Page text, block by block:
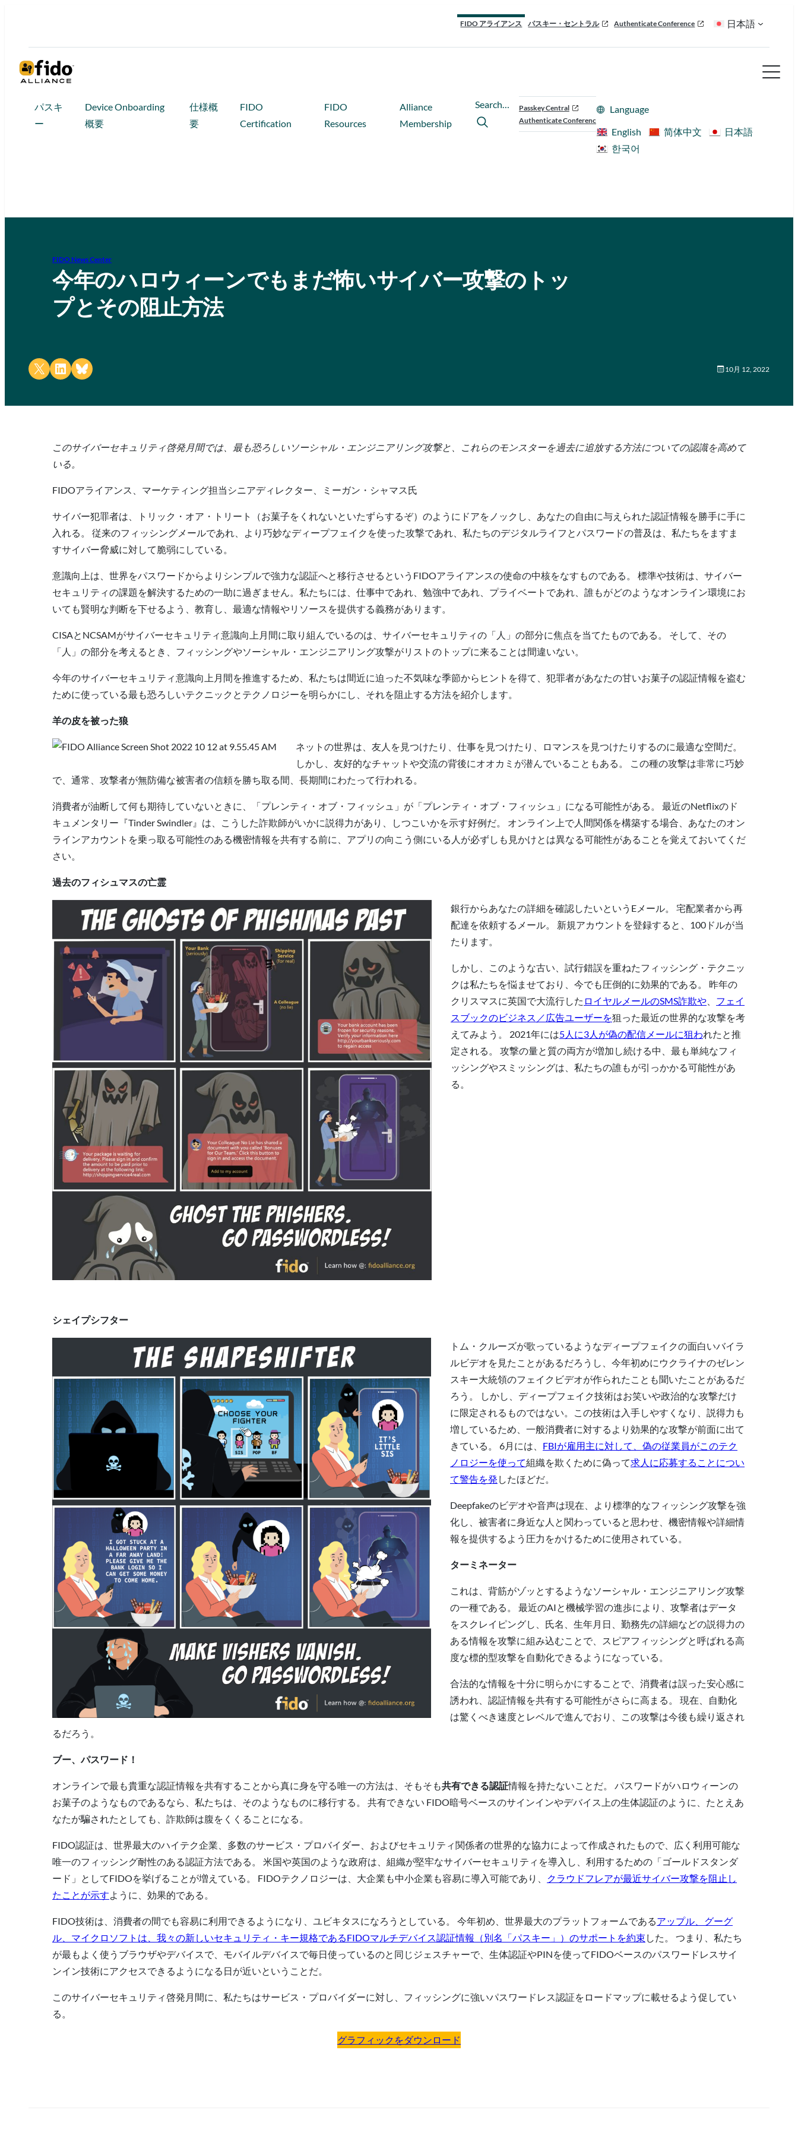
FIDO アライアンス パスキー・セントラル Authenticate Conference 日本語
パスキ
ー
Device Onboarding
概要
仕様概
要
FIDO
Certification
FIDO
Resources
Alliance
Membership
Search…
Passkey Central
Authenticate Conference
Language
English
简体中文
日本語
한국어
FIDO News Center
今年のハロウィーンでもまだ怖いサイバー攻撃のトッ
プとその阻止方法
Share on X Share on LinkedIn
Share on Bluesky 10月 12, 2022
このサイバーセキュリティ啓発月間では、最も恐ろしいソーシャル・エンジニアリング攻撃と、これらのモンスターを過去に追放する方法についての認識を高めて
いる。
FIDOアライアンス、マーケティング担当シニアディレクター、ミーガン・シャマス氏
サイバー犯罪者は、トリック・オア・トリート（お菓子をくれないといたずらするぞ）のようにドアをノックし、あなたの自由に与えられた認証情報を勝手に手に
入れる。 従来のフィッシングメールであれ、より巧妙なディープフェイクを使った攻撃であれ、私たちのデジタルライフとパスワードの普及は、私たちをますま
すサイバー脅威に対して脆弱にしている。
意識向上は、世界をパスワードからよりシンプルで強力な認証へと移行させるというFIDOアライアンスの使命の中核をなすものである。 標準や技術は、サイバー
セキュリティの課題を解決するための一助に過ぎません。私たちには、仕事中であれ、勉強中であれ、プライベートであれ、誰もがどのようなオンライン環境にお
いても賢明な判断を下せるよう、教育し、最適な情報やリソースを提供する義務があります。
CISAとNCSAMがサイバーセキュリティ意識向上月間に取り組んでいるのは、サイバーセキュリティの「人」の部分に焦点を当てたものである。 そして、その
「人」の部分を考えるとき、フィッシングやソーシャル・エンジニアリング攻撃がリストのトップに来ることは間違いない。
今年のサイバーセキュリティ意識向上月間を推進するため、私たちは間近に迫った不気味な季節からヒントを得て、犯罪者があなたの甘いお菓子の認証情報を盗む
ために使っている最も恐ろしいテクニックとテクノロジーを明らかにし、それを阻止する方法を紹介します。
羊の皮を被った狼
ネットの世界は、友人を見つけたり、仕事を見つけたり、ロマンスを見つけたりするのに最適な空間だ。
しかし、友好的なチャットや交流の背後にオオカミが潜んでいることもある。 この種の攻撃は非常に巧妙
で、通常、攻撃者が無防備な被害者の信頼を勝ち取る間、長期間にわたって行われる。
消費者が油断して何も期待していないときに、「プレンティ・オブ・フィッシュ」が「プレンティ・オブ・フィッシュ」になる可能性がある。 最近のNetflixのド
キュメンタリー『Tinder Swindler』は、こうした詐欺師がいかに説得力があり、しつこいかを示す好例だ。 オンライン上で人間関係を構築する場合、あなたのオン
ラインアカウントを乗っ取る可能性のある機密情報を共有する前に、アプリの向こう側にいる人が必ずしも見かけとは異なる可能性があることを覚えておいてくだ
さい。
過去のフィシュマスの亡霊
銀行からあなたの詳細を確認したいというEメール。 宅配業者から再
配達を依頼するメール。 新規アカウントを登録すると、100ドルが当
たります。
しかし、このような古い、試行錯誤を重ねたフィッシング・テクニッ
クは私たちを悩ませており、今でも圧倒的に効果的である。 昨年の
クリスマスに英国で大流行した ロイヤルメールのSMS詐欺や
フェイ
スブックのビジネス／広告ユーザーを狙った最近の世界的な攻撃を考
えてみよう。 2021年には5人に3人が偽の配信メールに狙われたと推
定される。 攻撃の量と質の両方が増加し続ける中、最も単純なフィ
ッシングやスミッシングは、私たちの誰もが引っかかる可能性があ
る。
シェイプシフター
トム・クルーズが歌っているようなディープフェイクの面白いバイラ
ルビデオを見たことがあるだろうし、今年初めにウクライナのゼレン
スキー大統領のフェイクビデオが作られたことも聞いたことがあるだ
ろう。 しかし、ディープフェイク技術はお笑いや政治的な攻撃だけ
に限定されるものではない。この技術は入手しやすくなり、説得力も
増しているため、一般消費者に対するより効果的な攻撃が前面に出て
きている。 6月には、 FBIが雇用主に対して、偽の従業員がこのテク
ノロジーを使って組織を欺くために偽って求人に応募することについ
て警告を発 したほどだ。
Deepfakeのビデオや音声は現在、より標準的なフィッシング攻撃を強
化し、被害者に身近な人と関わっていると思わせ、機密情報や詳細情
報を提供するよう圧力をかけるために使用されている。
ターミネーター
これは、背筋がゾッとするようなソーシャル・エンジニアリング攻撃
の一種である。 最近のAIと機械学習の進歩により、攻撃者はデータ
をスクレイピングし、氏名、生年月日、勤務先の詳細などの説得力の
ある情報を攻撃に組み込むことで、スピアフィッシングと呼ばれる高
度な標的型攻撃を自動化できるようになっている。
合法的な情報を十分に明らかにすることで、消費者は誤った安心感に
誘われ、認証情報を共有する可能性がさらに高まる。 現在、自動化
は驚くべき速度とレベルで進んでおり、この攻撃は今後も繰り返され
るだろう。
ブー、パスワード！
オンラインで最も貴重な認証情報を共有することから真に身を守る唯一の方法は、そもそも共有できる認証情報を持たないことだ。 パスワードがハロウィーンの
お菓子のようなものであるなら、私たちは、そのようなものに移行する。
共有できない FIDO暗号ベースのサインインやデバイス上の生体認証のように、たとえあ
なたが騙されたとしても、詐欺師は腹をくくることになる。
FIDO認証は、世界最大のハイテク企業、多数のサービス・プロバイダー、およびセキュリティ関係者の世界的な協力によって作成されたもので、広く利用可能な
唯一のフィッシング耐性のある認証方法である。 米国や英国のような政府は、組織が堅牢なサイバーセキュリティを導入し、利用するための「ゴールドスタンダ
ード」としてFIDOを挙げることが増えている。 FIDOテクノロジーは、大企業も中小企業も容易に導入可能であり、
クラウドフレアが最近サイバー攻撃を阻止し
たことが示すように、効果的である。
FIDO技術は、消費者の間でも容易に利用できるようになり、ユビキタスになろうとしている。 今年初め、世界最大のプラットフォームであるアップル、グーグ
ル、マイクロソフトは、我々の新しいセキュリティ・キー規格であるFIDOマルチデバイス認証情報（別名「パスキー」）のサポートを約束 した。 つまり、私たち
が最もよく使うブラウザやデバイスで、モバイルデバイスで毎日使っているのと同じジェスチャーで、生体認証やPINを使ってFIDOベースのパスワードレスサイ
ンイン技術にアクセスできるようになる日が近いということだ。
このサイバーセキュリティ啓発月間に、私たちはサービス・プロバイダーに対し、フィッシングに強いパスワードレス認証をロードマップに載せるよう促してい
る。
グラフィックをダウンロード